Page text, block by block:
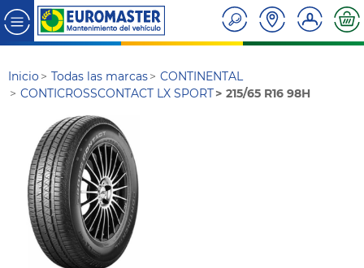
Inicio Todas las marcas
CONTINENTAL
CONTICROSSCONTACT LX SPORT
215/65 R16 98H